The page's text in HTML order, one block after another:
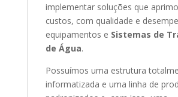
implementar soluções que
custos, com qualidade e
equipamentos e Sistemas de
de Água.
Possuímos uma estrutura
informatizada e uma linha de